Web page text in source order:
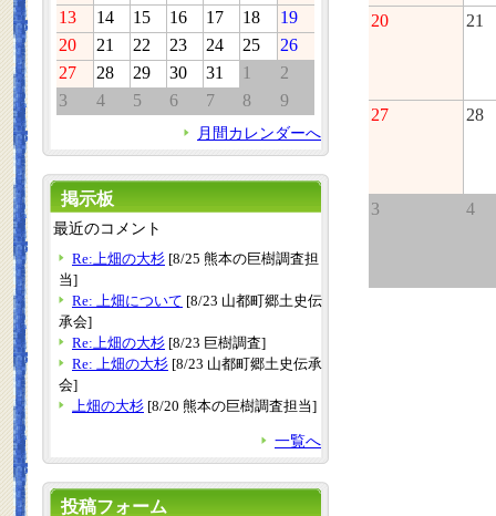
20 21
27 28
3 4
13
14 15 16 17 18
19
20
21 22 23 24 25
26
27
28 29 30 31 1
2
3
4 5 6 7 8 9
月間カレンダーへ
掲示板
最近のコメント
Re:上畑の大杉 [8/25 熊本の巨樹調査担
当]
Re: 上畑について [8/23 山都町郷土史伝
承会]
Re:上畑の大杉 [8/23 巨樹調査]
Re: 上畑の大杉 [8/23 山都町郷土史伝承
会]
上畑の大杉 [8/20 熊本の巨樹調査担当]
一覧へ
投稿フォーム